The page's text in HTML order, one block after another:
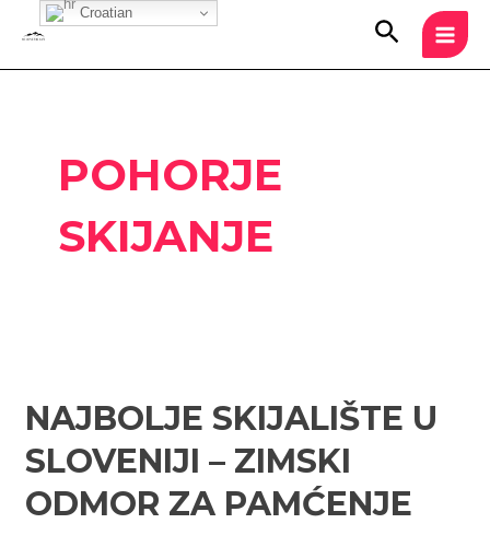
content
Search
POHORJE
SKIJANJE
NAJBOLJE SKIJALIŠTE U
SLOVENIJI – ZIMSKI
ODMOR ZA PAMĆENJE
u
–
zimski
odmor
Croatian